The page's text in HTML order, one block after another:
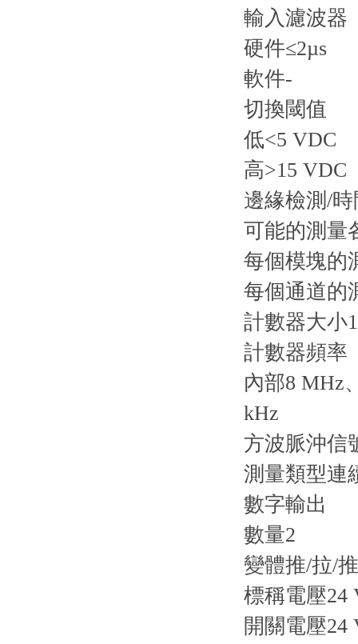
輸入濾波器
硬件≤2µs
軟件-
切換閾值
低<5 VDC
高>15 VDC
邊緣檢測/
可能的測量
每個模塊的
每個通道的
計數器大小
計數器頻率
內部8 MHz
kHz
方波脈沖信
測量類型連
數字輸出
數量2
變體推/拉/
標稱電壓24
開關電壓24